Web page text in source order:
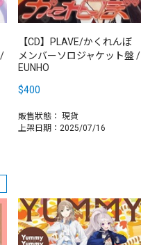
【CD】PLAVE/かくれんぼ
メンバーソロジャケット盤 /
EUNHO
$400
販售狀態： 現貨
上架日期：2025/07/16